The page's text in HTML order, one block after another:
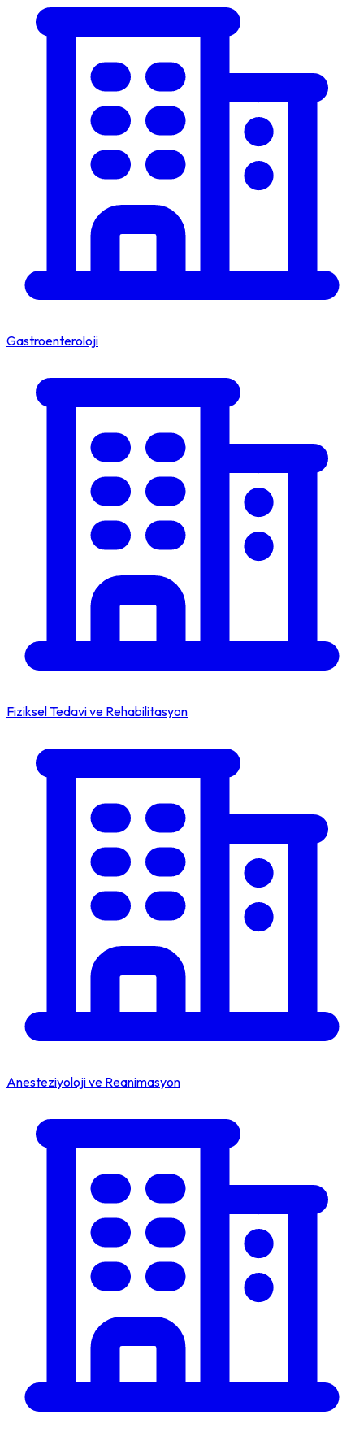
Gastroenteroloji
Fiziksel Tedavi ve Rehabilitasyon
Anesteziyoloji ve Reanimasyon